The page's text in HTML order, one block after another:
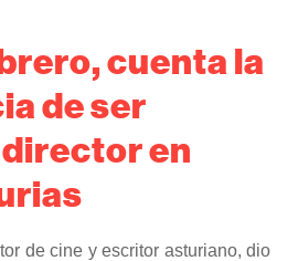
cuenta la
de ser
en
de cine y escritor asturiano, dio